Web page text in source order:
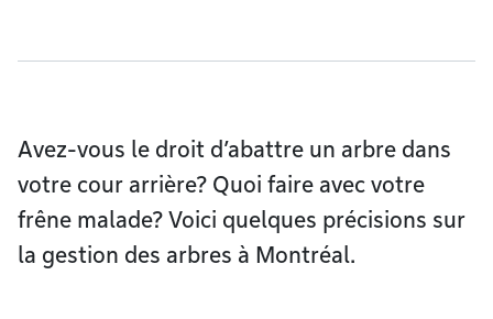
Avez-vous le droit d’abattre un arbre dans
votre cour arrière? Quoi faire avec votre
frêne malade? Voici quelques précisions sur
la gestion des arbres à Montréal.